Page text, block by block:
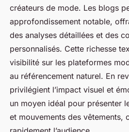
créateurs de mode. Les blogs
approfondissement notable,
des analyses détaillées et des
personnalisés. Cette richesse
visibilité sur les plateformes
au référencement naturel. En
privilégient l’impact visuel et
un moyen idéal pour présenter
et mouvements des vêtements,